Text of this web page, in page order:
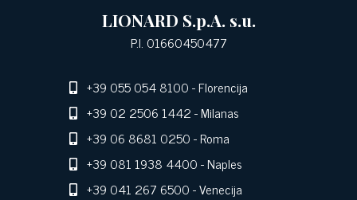
LIONARD S.p.A. s.u.
P.I. 01660450477
+39 055 054 8100- Florencija
+39 02 2506 1442- Milanas
+39 06 8681 0250- Roma
+39 081 1938 4400- Naples
+39 041 267 6500- Venecija